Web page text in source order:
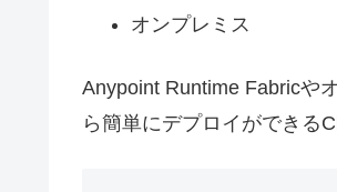
オンプレミス
Anypoint Runtime Fabricや
ら簡単にデプロイができる